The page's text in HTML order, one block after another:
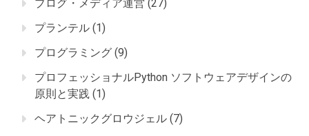
ブログ・メディア運営 (27)
プランテル (1)
プログラミング (9)
プロフェッショナルPython ソフトウェアデザインの
原則と実践 (1)
ヘアトニックグロウジェル (7)